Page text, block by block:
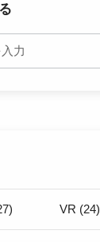
VR (24)